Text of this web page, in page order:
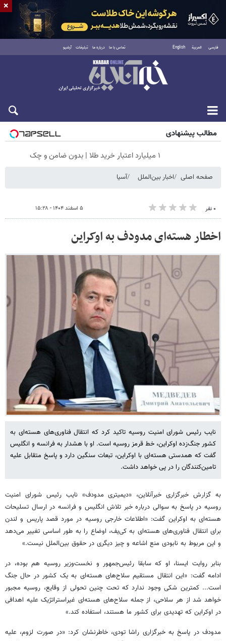
فارسی العربية English تماس با ما درباره ما تبلیغات آرشیو
جمعه ۱۶ مرداد ۱۴۰۵
مطالب پیشنهادی
۱ میلیارد اعتبار خرید طلا | بدون ضامن و چک
صفحه اصلی اخبار بین‌الملل آسیا
۰ نفر ۵ اسفند ۱۴۰۴ - ۱۵:۲۸
اخطار هسته‌ای مدودف به اوکراین
نایب رئیس شورای امنیت روسیه تاکید کرد که انتقال فناوری‌های هسته‌ای به
کشور جنگ‌زده اوکراین، خط قرمز روسیه است. او با هشدار به فرانسه و انگلیس
گفت که همدستی هسته‌ای با اوکراین، تبعات سنگین دارد و پاسخ متقابل علیه
تامین‌کنندگان را در پی خواهد داشت.
به گزارش خبرگزاری خبرآنلاین، «دیمیتری مدودف» نایب رئیس شورای امنیت
روسیه در پاسخ به سوالی درباره خبر تلاش انگلیس و فرانسه در ارسال تسلیحات
هسته‌ای به اوکراین گفت: «اطلاعات خارجی روسیه در مورد قصد پاریس و لندن
برای انتقال فناوری‌های هسته‌ای به کی‌یف، اوضاع را به طور اساسی تغییر می‌دهد
و این مربوط به نابودی منع اشاعه و چیز دیگری در حقوق بین‌الملل نیست.»
بنابر روایت ایسنا، او که سابقا رئیس‌جمهور و نخست‌وزیر روسیه هم بوده، در
ادامه گفت: «این انتقال مستقیم سلاح‌های هسته‌ای به یک کشور در حال جنگ
است... کمترین شکی وجود ندارد که تحت چنین تحولی از وقایع، روسیه مجبور
خواهد شد از هر سلاحی، از جمله سلاح‌های هسته‌ای غیراستراتژیک علیه اهدافی
در اوکراین که تهدیدی برای کشور ما هستند، استفاده کند.»
مدودف در پاسخ به خبرگزاری راشا تودی، خاطرنشان کرد: «در صورت لزوم، علیه
×